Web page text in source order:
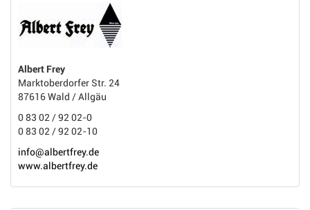
Albert Frey
Marktoberdorfer Str. 24
87616 Wald / Allgäu
0 83 02 / 92 02-0
0 83 02 / 92 02-10
info@albertfrey.de
www.albertfrey.de